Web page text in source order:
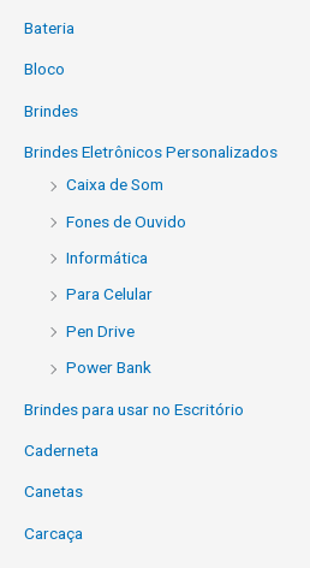
Bateria
Bloco
Brindes
Brindes Eletrônicos Personalizados
Caixa de Som
Fones de Ouvido
Informática
Para Celular
Pen Drive
Power Bank
Brindes para usar no Escritório
Caderneta
Canetas
Carcaça